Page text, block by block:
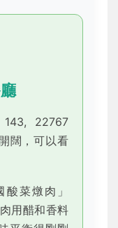
22767
闊，可以看
菜燉肉」
用醋和香料